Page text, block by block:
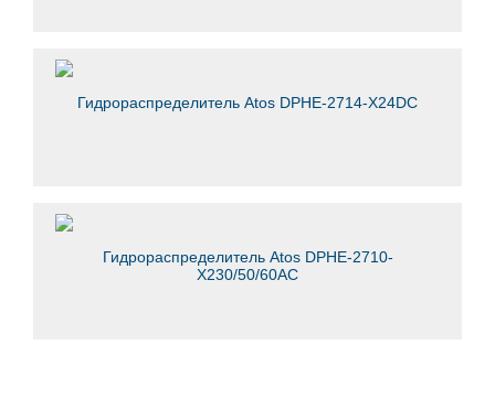
Гидрораспределитель Atos DPHE-2714-X24DC
Гидрораспределитель Atos DPHE-2710-
X230/50/60AC